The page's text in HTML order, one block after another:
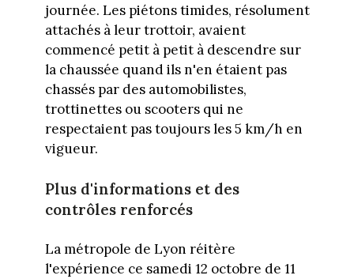
journée. Les piétons timides, résolument
attachés à leur trottoir, avaient
commencé petit à petit à descendre sur
la chaussée quand ils n'en étaient pas
chassés par des automobilistes,
trottinettes ou scooters qui ne
respectaient pas toujours les 5 km/h en
vigueur.
Plus d'informations et des
contrôles renforcés
La métropole de Lyon réitère
l'expérience ce samedi 12 octobre de 11